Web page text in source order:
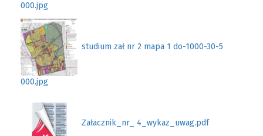
000.jpg
studium zał nr 2 mapa 1 do-1000-30-5
000.jpg
Załacznik_nr_ 4_wykaz_uwag.pdf